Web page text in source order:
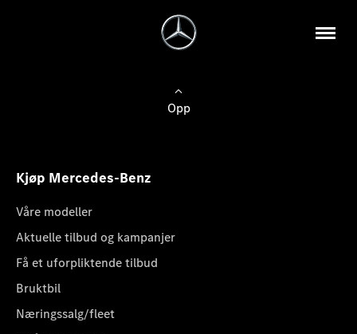
Opp
Kjøp Mercedes-Benz
Våre modeller
Aktuelle tilbud og kampanjer
Få et uforpliktende tilbud
Bruktbil
Næringssalg/fleet